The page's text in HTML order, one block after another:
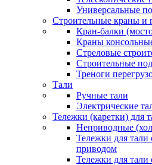
Универсальные
Строительные краны и
Кран-балки
Краны
Стреловые
Строительные
Треноги
Тали
Ручные тали
Электрические
Тележки (каретки) для
Неприводные
Тележки для
приводом
Тележки для тали